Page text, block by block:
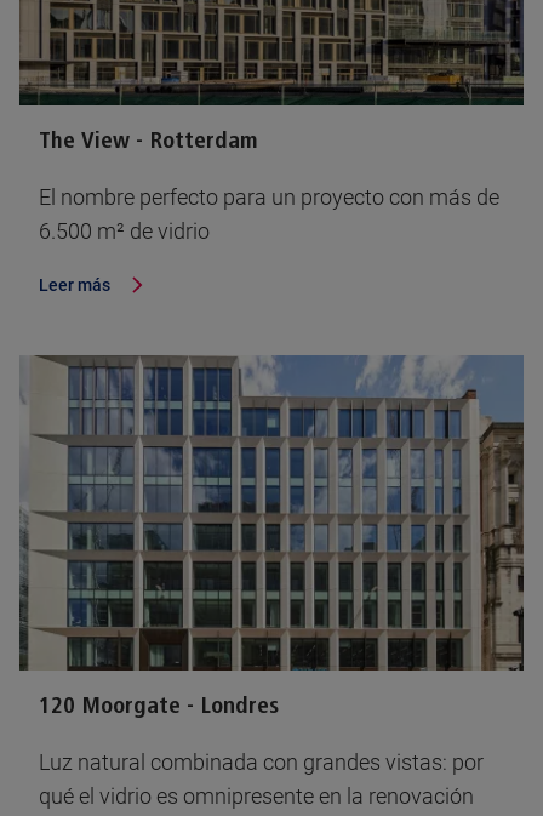
The View - Rotterdam
El nombre perfecto para un proyecto con más de
6.500 m² de vidrio
Leer más
120 Moorgate - Londres
Luz natural combinada con grandes vistas: por
qué el vidrio es omnipresente en la renovación